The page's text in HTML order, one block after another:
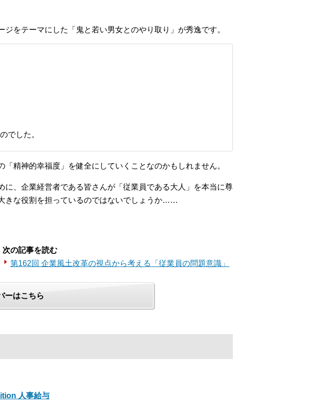
をテーマにした「鬼と若い男女とのやり取り」が秀逸です。
でした。
精神的幸福度」を健全にしていくことなのかもしれません。
、企業経営者である皆さんが「従業員である大人」を本当に尊
きな役割を担っているのではないでしょうか……
次の記事を読む
第162回 企業風土改革の視点から考える「従業員の問題意識」
ーはこちら
人事給与